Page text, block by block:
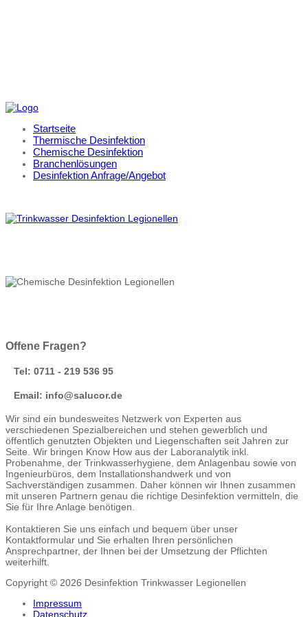
Startseite
Thermische Desinfektion
Chemische Desinfektion
Branchenlösungen
Desinfektion Anfrage/Angebot
Offene Fragen?
Tel: 0711 - 219 536 95
Email: info@salucor.de
Wir sind ein bundesweites Netzwerk von Experten aus
verschiedenen Spezialbereichen und stehen gewerblich und
öffentlich genutzten Objekten und Liegenschaften seit Jahren zur
Seite. Wir bringen Know How aus der Laboranalytik inkl.
Probenahme, der Trinkwasserhygiene, dem Anlagenbau sowie von
Ingenieurbüros, dem Installationshandwerk und von
Sachverständigen zusammen. Daher können wir Ihnen zusammen
mit unseren Partnern genau die richtige Desinfektion vermitteln, die
Sie für Ihre Anlage benötigen.
Kontaktieren Sie uns einfach und bequem über unser
Kontaktformular und Sie erhalten Ihren persönlichen
Ansprechpartner, der Ihnen bei der Umsetzung der Pflichten
weiterhilft.
Copyright © 2026 Desinfektion Trinkwasser Legionellen
Impressum
Datenschutz